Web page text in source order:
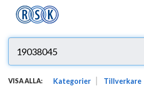
VISA ALLA: Kategorier Tillverkare